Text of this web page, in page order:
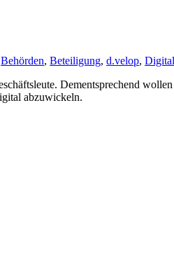
Behörden,Beteiligung,d.velop,
Dementsprechend
abzuwickeln.